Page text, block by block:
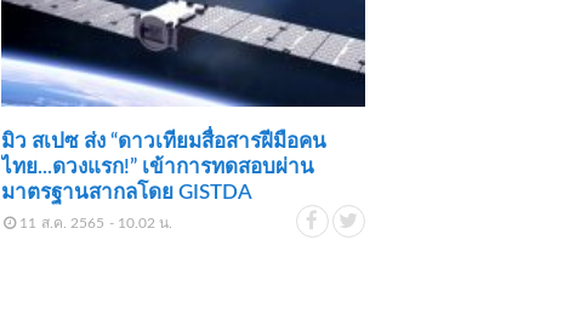
มิว สเปซ ส่ง “ดาวเทียมสื่อสารฝีมือคน
ไทย...ดวงแรก!” เข้าการทดสอบผ่าน
มาตรฐานสากลโดย GISTDA
11 ส.ค. 2565 - 10.02 น.